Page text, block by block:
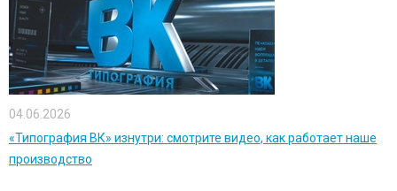
04.06.2026
«Типография ВК» изнутри: смотрите видео, как работает наше
производство